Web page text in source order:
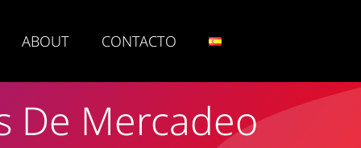
ABOUT CONTACTO
De Mercadeo